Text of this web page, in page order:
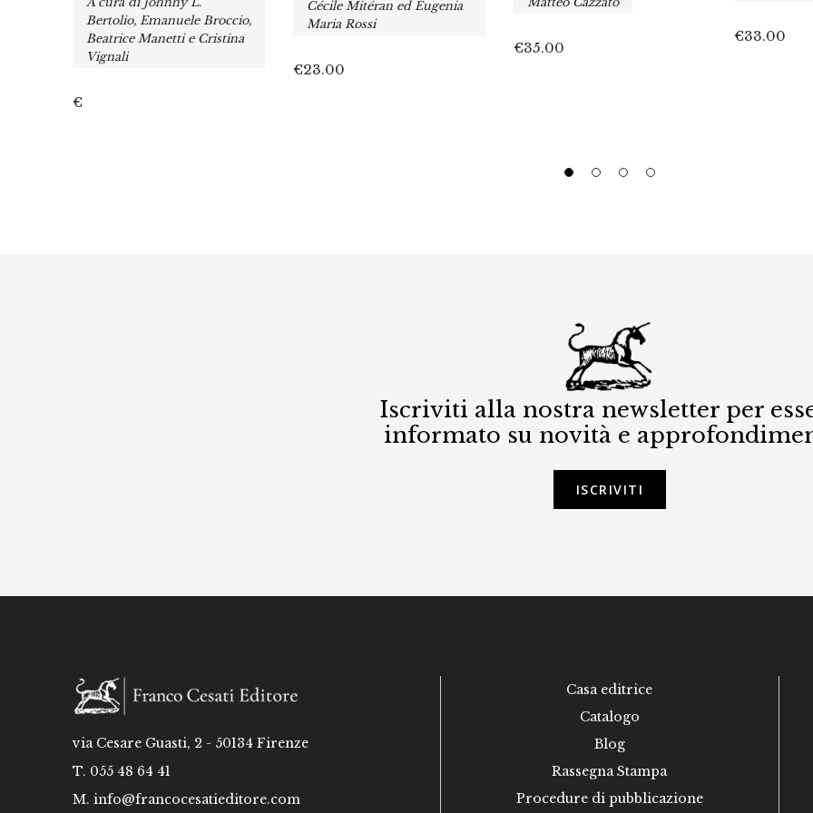
Bertolio, Emanuele Broccio,
Beatrice Manetti e Cristina
Vignali
€
Cécile Mitéran ed Eugenia
Maria Rossi
€23.00
€35.00
€33.00
Iscriviti alla nostra newsletter per
informato su novità e
ISCRIVITI
via Cesare Guasti, 2 - 50134 Firenze
T. 055 48 64 41
M. info@francocesatieditore.com
Casa editrice
Catalogo
Blog
Rassegna Stampa
Procedure di pubblicazione